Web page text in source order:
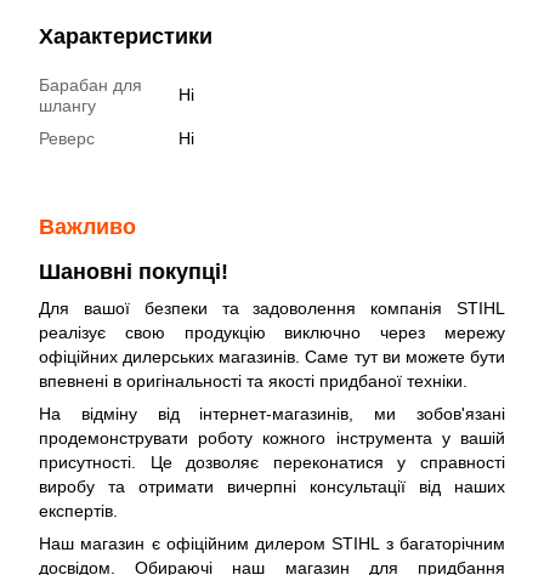
Характеристики
Барабан для
шлангу
Ні
Реверс Ні
Важливо
Шановні покупці!
Для вашої безпеки та задоволення компанія STIHL
реалізує свою продукцію виключно через мережу
офіційних дилерських магазинів. Саме тут ви можете бути
впевнені в оригінальності та якості придбаної техніки.
На відміну від інтернет-магазинів, ми зобов'язані
продемонструвати роботу кожного інструмента у вашій
присутності. Це дозволяє переконатися у справності
виробу та отримати вичерпні консультації від наших
експертів.
Наш магазин є офіційним дилером STIHL з багаторічним
досвідом. Обираючі наш магазин для придбання